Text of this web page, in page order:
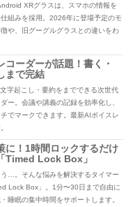
XRグラスは、スマホの情報を
組みを採用。2026年に登場予定のモ
や、旧グーグルグラスとの違いをわ
コーダーが話題！書く・
まで完結
字起こし・要約をまでできる次世代
ー。会議や講義の記録を効率化し、
でマークできます。最新AIボイスレ
に！1時間ロックするだけ
Timed Lock Box」
…。そんな悩みを解決するタイマー
Lock Box」。1分〜30日まで自由に
睡眠の集中時間をサポートします。